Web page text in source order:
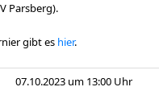
Parsberg).
gibt es hier.
07.10.2023 um 13:00 Uhr